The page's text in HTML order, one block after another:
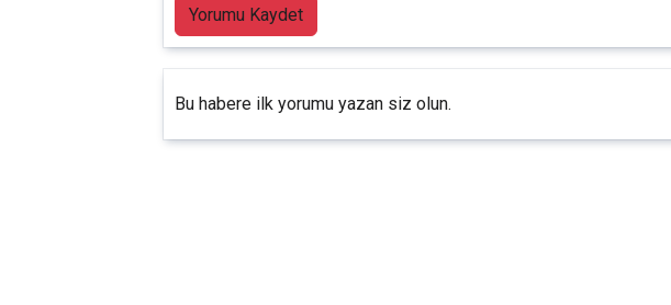
Yorumu Kaydet
Bu habere ilk yorumu yazan siz olun.